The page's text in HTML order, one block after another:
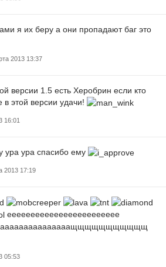
я их беру а они пропадают баг это
2013 13:37
версии 1.5 есть Херобрин если кто
в этой версии удачи!
16:01
ура ура спасибо ему
2013 17:19
ееееееееееееееееееееееее
05:53